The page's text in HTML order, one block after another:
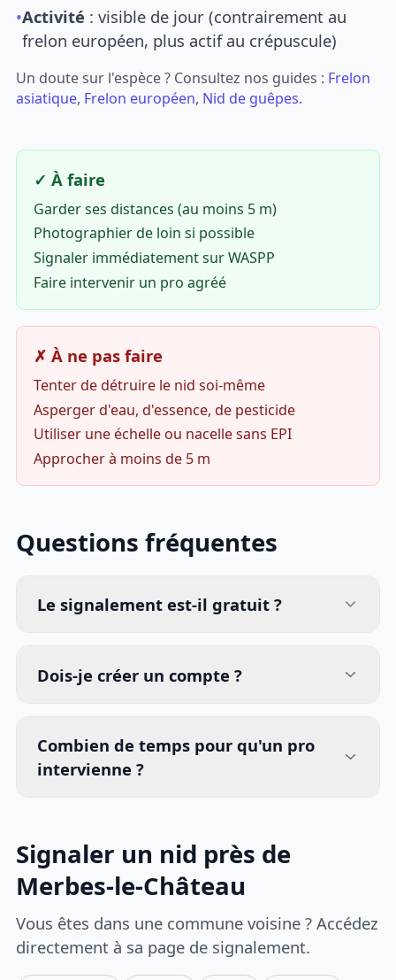
•Activité : visible de jour (contrairement au
frelon européen, plus actif au crépuscule)
Un doute sur l'espèce ? Consultez nos guides : Frelon
asiatique, Frelon européen, Nid de guêpes.
✓ À faire
Garder ses distances (au moins 5 m)
Photographier de loin si possible
Signaler immédiatement sur WASPP
Faire intervenir un pro agréé
✗ À ne pas faire
Tenter de détruire le nid soi-même
Asperger d'eau, d'essence, de pesticide
Utiliser une échelle ou nacelle sans EPI
Approcher à moins de 5 m
Questions fréquentes
Le signalement est-il gratuit ?
Dois-je créer un compte ?
Combien de temps pour qu'un pro
intervienne ?
Signaler un nid près de
Merbes-le-Château
Vous êtes dans une commune voisine ? Accédez
directement à sa page de signalement.